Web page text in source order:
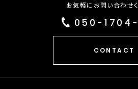
お気軽にお問い合わせく
050-1704-
CONTACT